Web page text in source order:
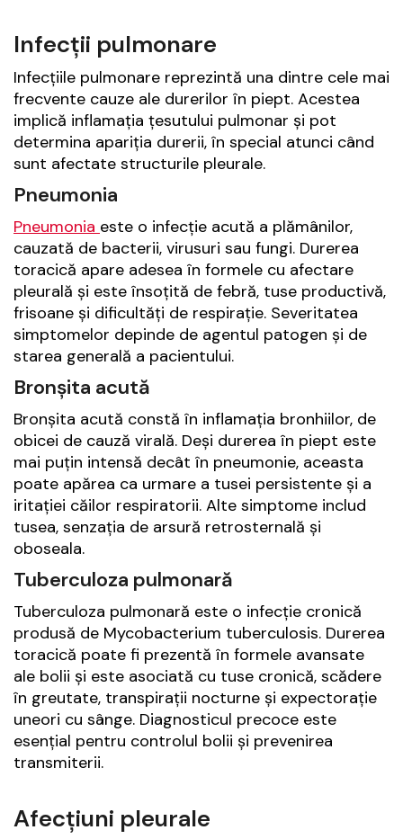
Infecții pulmonare
Infecțiile pulmonare reprezintă una dintre cele mai
frecvente cauze ale durerilor în piept. Acestea
implică inflamația țesutului pulmonar și pot
determina apariția durerii, în special atunci când
sunt afectate structurile pleurale.
Pneumonia
Pneumonia este o infecție acută a plămânilor,
cauzată de bacterii, virusuri sau fungi. Durerea
toracică apare adesea în formele cu afectare
pleurală și este însoțită de febră, tuse productivă,
frisoane și dificultăți de respirație. Severitatea
simptomelor depinde de agentul patogen și de
starea generală a pacientului.
Bronșita acută
Bronșita acută constă în inflamația bronhiilor, de
obicei de cauză virală. Deși durerea în piept este
mai puțin intensă decât în pneumonie, aceasta
poate apărea ca urmare a tusei persistente și a
iritației căilor respiratorii. Alte simptome includ
tusea, senzația de arsură retrosternală și
oboseala.
Tuberculoza pulmonară
Tuberculoza pulmonară este o infecție cronică
produsă de Mycobacterium tuberculosis. Durerea
toracică poate fi prezentă în formele avansate
ale bolii și este asociată cu tuse cronică, scădere
în greutate, transpirații nocturne și expectorație
uneori cu sânge. Diagnosticul precoce este
esențial pentru controlul bolii și prevenirea
transmiterii.
Afecțiuni pleurale